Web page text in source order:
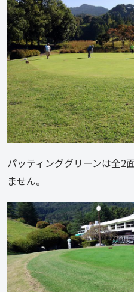
パッティンググリーンは全2
ません。